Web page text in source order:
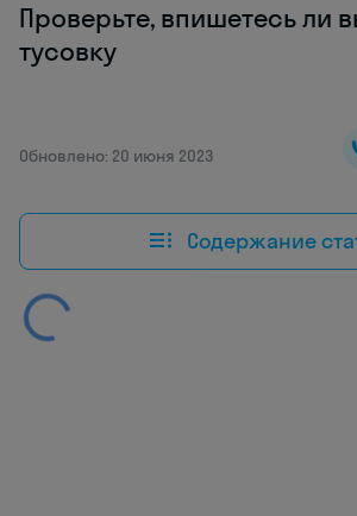
Проверьте, впишетесь ли
тусовку
Обновлено: 20 июня 2023
Содержание